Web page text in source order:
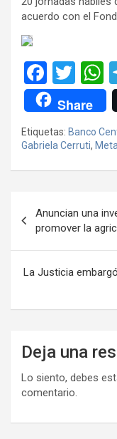
acuerdo con el
F
a
ce
b
o
k
T
wi
tt
er
h
s
p
Share
Etiquetas: Banco
Gabriela Cerruti,
de
entradas
Anuncian una
promover la
La Justicia
Deja una
Lo siento, debes
comentario.